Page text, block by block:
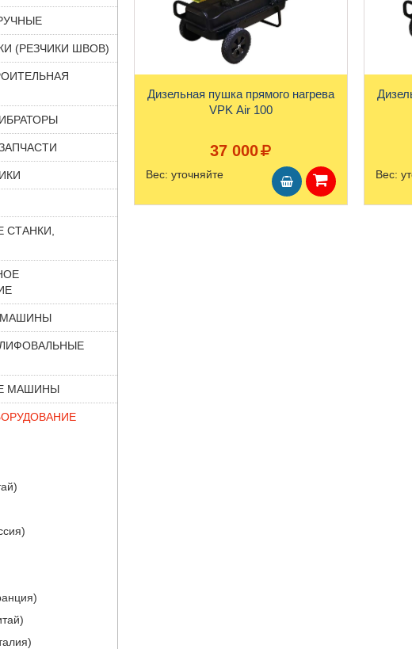
(РЕЗЧИКИ ШВОВ)
СТАНКИ,
МАШИНЫ
МАШИНЫ
Дизельная пушка прямого нагрева
VPK Air 100
37 000
Вес: уточняйте Вес: